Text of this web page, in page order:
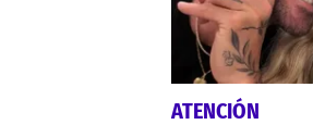
ATENCIÓN